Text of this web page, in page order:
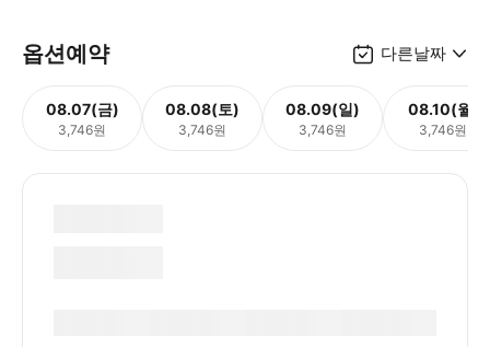
옵션예약 다른날짜
08.07(금)
3,746원
08.08(토)
3,746원
08.09(일)
3,746원
08.10(월)
3,746원